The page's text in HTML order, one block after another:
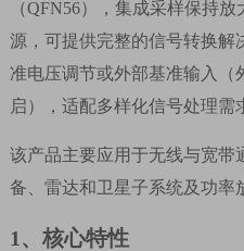
（QFN56），集成采样保持放
源，可提供完整的信号转换解
准电压调节或外部基准输入（
启），适配多样化信号处理需
该产品主要应用于无线与宽带
备、雷达和卫星子系统及功率
1、 核心特性